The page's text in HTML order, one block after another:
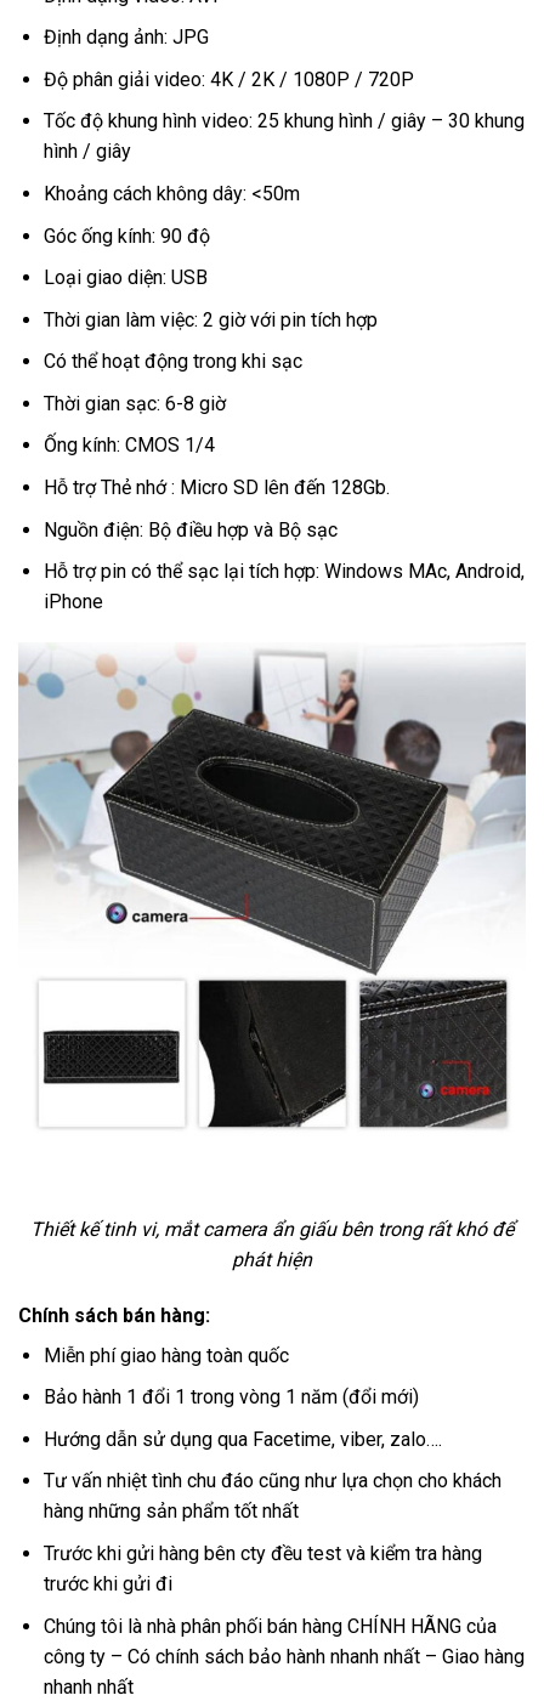
Định dạng ảnh: JPG
Độ phân giải video: 4K / 2K / 1080P / 720P
Tốc độ khung hình video: 25 khung hình / giây – 30 khung
hình / giây
Khoảng cách không dây: <50m
Góc ống kính: 90 độ
Loại giao diện: USB
Thời gian làm việc: 2 giờ với pin tích hợp
Có thể hoạt động trong khi sạc
Thời gian sạc: 6-8 giờ
Ống kính: CMOS 1/4
Hỗ trợ Thẻ nhớ : Micro SD lên đến 128Gb.
Nguồn điện: Bộ điều hợp và Bộ sạc
Hỗ trợ pin có thể sạc lại tích hợp: Windows MAc, Android,
iPhone
Thiết kế tinh vi, mắt camera ẩn giấu bên trong rất khó để
phát hiện
Chính sách bán hàng:
Miễn phí giao hàng toàn quốc
Bảo hành 1 đổi 1 trong vòng 1 năm (đổi mới)
Hướng dẫn sử dụng qua Facetime, viber, zalo….
Tư vấn nhiệt tình chu đáo cũng như lựa chọn cho khách
hàng những sản phẩm tốt nhất
Trước khi gửi hàng bên cty đều test và kiểm tra hàng
trước khi gửi đi
Chúng tôi là nhà phân phối bán hàng CHÍNH HÃNG của
công ty – Có chính sách bảo hành nhanh nhất – Giao hàng
nhanh nhất